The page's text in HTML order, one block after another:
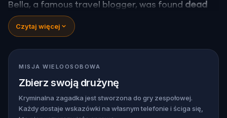
Bella, a famous travel blogger, was found dead
during a ghost tour led by the theatrical
Shadows. Now, it’s up to you to uncover the truth.
Was it Walter, the obsessed boyfriend? Percy, the
ghost tour guide with a flair for the dramatic? Or
is someone else hiding in the shadows?
expose the real murderer before they strike
again. Make sure to have your pen and paper
ready to jot down all the crucial evidence.
Czytaj więcej
MISJA WIELOOSOBOWA
Zbierz swoją drużynę
Kryminalna zagadka jest stworzona do gry zespołowej.
Każdy dostaje wskazówki na własnym telefonie i ściga się,